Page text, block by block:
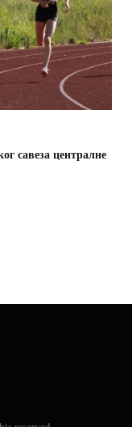
савеза централне